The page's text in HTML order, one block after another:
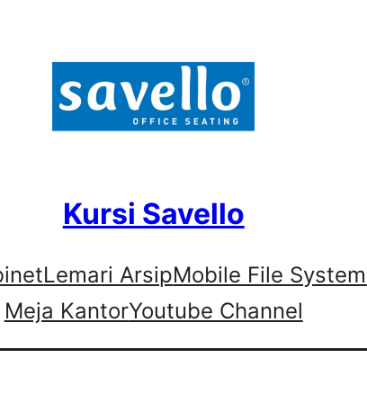
Kursi Savello
Lemari ArsipMobile File System
Meja KantorYoutube Channel